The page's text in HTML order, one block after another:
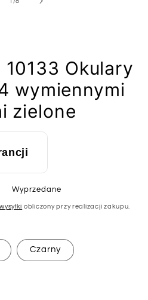
10133 Okulary
wymiennymi
zielone
Wyprzedane
obliczony przy realizacji zakupu.
Czarny